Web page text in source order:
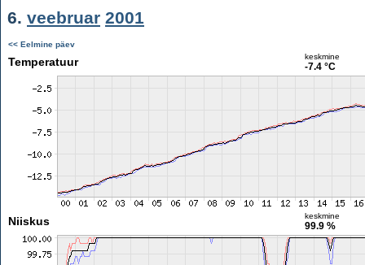
6. veebruar 2001
<< Eelmine päev
Temperatuur keskmine
-7.4 °C
Niiskus keskmine
99.9 %